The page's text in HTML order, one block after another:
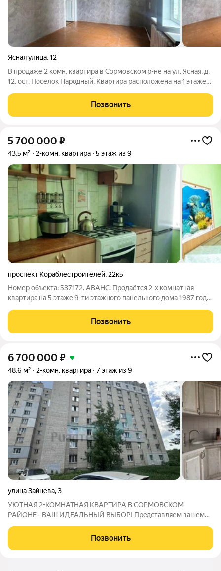
Ясная улица,12
В продаже 2 комн. квартира в Сормовском р-не на ул. Ясная, д.
12. ост. Поселок Народный. Квартира расположена на 1 этаже
Высокие потолки. Установлены пластиковые окна. Санузел
раздельный. Есть
Позвонить
5 700 000 ₽
43,5 м² 2-комн. квартира 5 этаж из 9
проспект Кораблестроителей, 22к5
Номер объекта: 537172. АВАНС. Продаётся 2-х комнатная
квартира на 5 этаже 9-ти этажного панельного дома 1987 года
Общая площадь 43,5 кв.м., кухня 7 кв.м., изолированные
комнаты 17,2 и 10.2
Позвонить
6 700 000 ₽
48,6 м² 2-комн. квартира 7 этаж из 9
улица Зайцева,3
УЮТНАЯ 2-КОМНАТНАЯ КВАРТИРА В СОРМОВСКОМ
РАЙОНЕ - ВАШ ИДЕАЛЬНЫЙ ВЫБОР! Представляем вашему
кирпичном доме, где каждая деталь продумана для вашего
комфорта! ГЛАВНЫЕ ПРЕИМУЩЕСТВА: Свежий дизайнерский
Позвонить